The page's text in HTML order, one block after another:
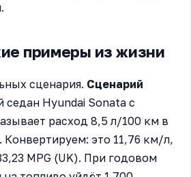
примеры из жизни
сценария. Сценарий
седан Hyundai Sonata с
расход 8,5 л/100 км в
это 11,76 км/л,
MPG (UK). При годовом